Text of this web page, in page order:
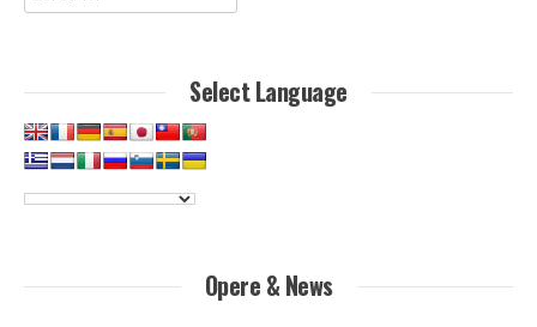
per:
Select Language
Opere & News